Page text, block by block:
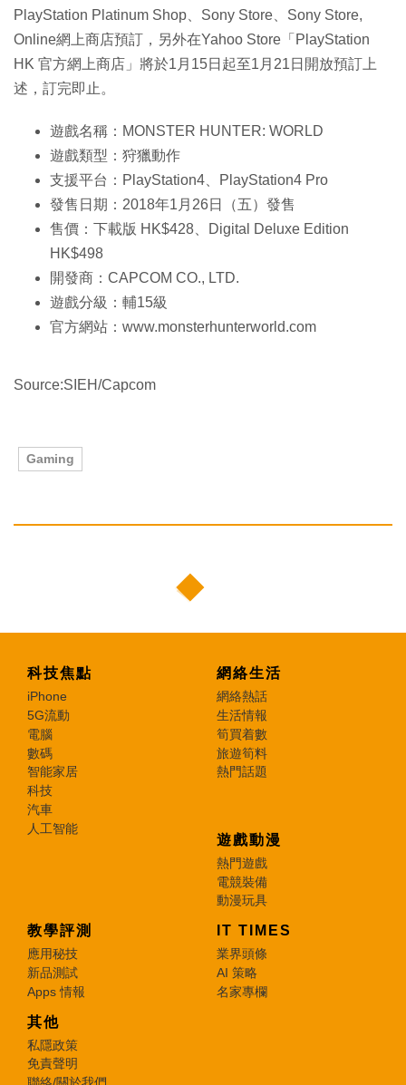
PlayStation Platinum Shop、Sony Store、Sony Store,
Online網上商店預訂，另外在Yahoo Store「PlayStation
HK 官方網上商店」將於1月15日起至1月21日開放預訂上
述，訂完即止。
遊戲名稱：MONSTER HUNTER: WORLD
遊戲類型：狩獵動作
支援平台：PlayStation4、PlayStation4 Pro
發售日期：2018年1月26日（五）發售
售價：下載版 HK$428、Digital Deluxe Edition
HK$498
開發商：CAPCOM CO., LTD.
遊戲分級：輔15級
官方網站：www.monsterhunterworld.com
Source:SIEH/Capcom
Gaming
科技焦點
iPhone
5G流動
電腦
數碼
智能家居
科技
汽車
人工智能
網絡生活
網絡熱話
生活情報
筍買着數
旅遊筍料
熱門話題
遊戲動漫
熱門遊戲
電競裝備
動漫玩具
教學評測
應用秘技
新品測試
Apps 情報
IT TIMES
業界頭條
AI 策略
名家專欄
其他
私隱政策
免責聲明